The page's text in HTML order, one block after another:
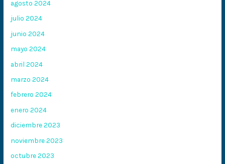
agosto 2024
julio 2024
junio 2024
mayo 2024
abril 2024
marzo 2024
febrero 2024
enero 2024
diciembre 2023
noviembre 2023
octubre 2023